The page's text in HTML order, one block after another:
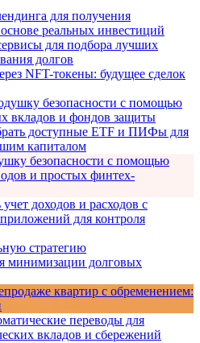
для получения
реальных инвестиций
для подбора лучших
долгов
NFT-токены: будущее сделок
безопасности с помощью
вкладов и фондов защиты
доступные ETF и ПИФы для
капиталом
безопасности с помощью
и простых финтех-
доходов и расходов с
для контроля
стратегию
минимизации долговых
квартир с обременением:
переводы для
вкладов и сбережений